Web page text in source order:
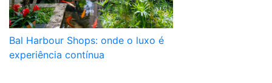
Bal Harbour Shops: onde o luxo é
experiência contínua